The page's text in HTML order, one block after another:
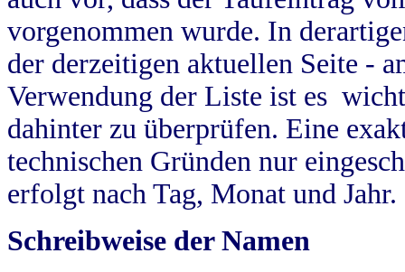
vorgenommen wurde. In
der derzeitigen aktuellen Seite -
Verwendung der Liste ist es
dahinter zu überprüfen. Eine
technischen Gründen nur
erfolgt nach Tag, Monat und Jahr.
Schreibweise der Namen